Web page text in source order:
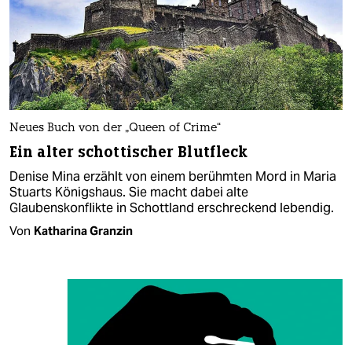
Neues Buch von der „Queen of Crime“
Ein alter schottischer Blutfleck
Denise Mina erzählt von einem berühmten Mord in Maria
Stuarts Königshaus. Sie macht dabei alte
Glaubenskonflikte in Schottland erschreckend lebendig.
Von Katharina Granzin